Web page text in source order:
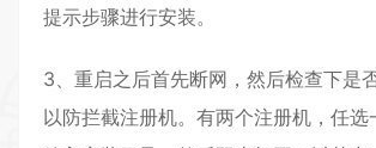
提示步骤进行安装。
3、重启之后首先断网，然后检查下是
以防拦截注册机。有两个注册机，任选